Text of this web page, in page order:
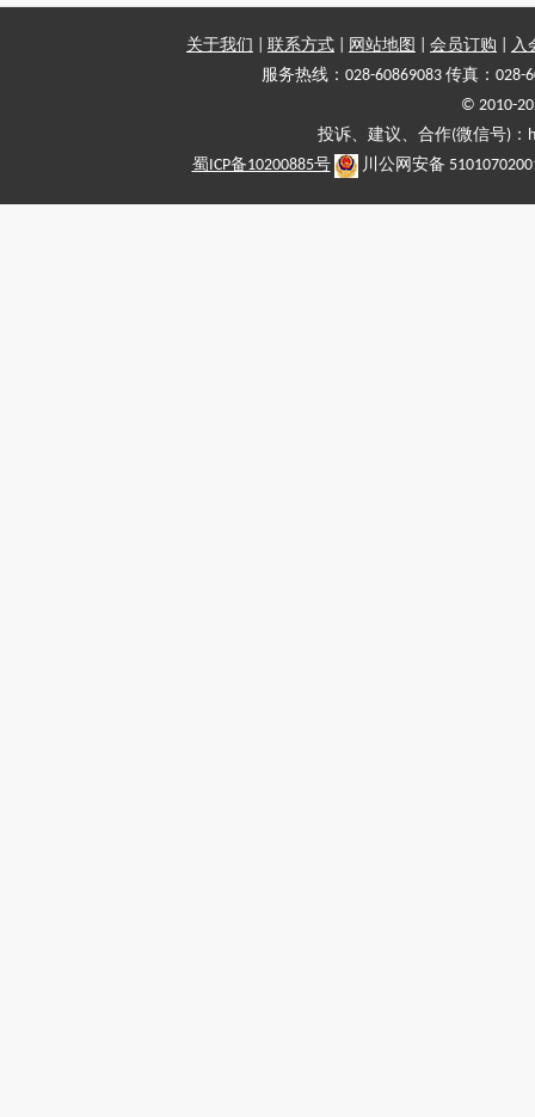
关于我们 联系方式 网站地图 会员订购
入
服务热线：028-60869083 传真：028-
© 2010-
投诉、建议、合作(微信号)
蜀ICP备10200885号
川公网安备